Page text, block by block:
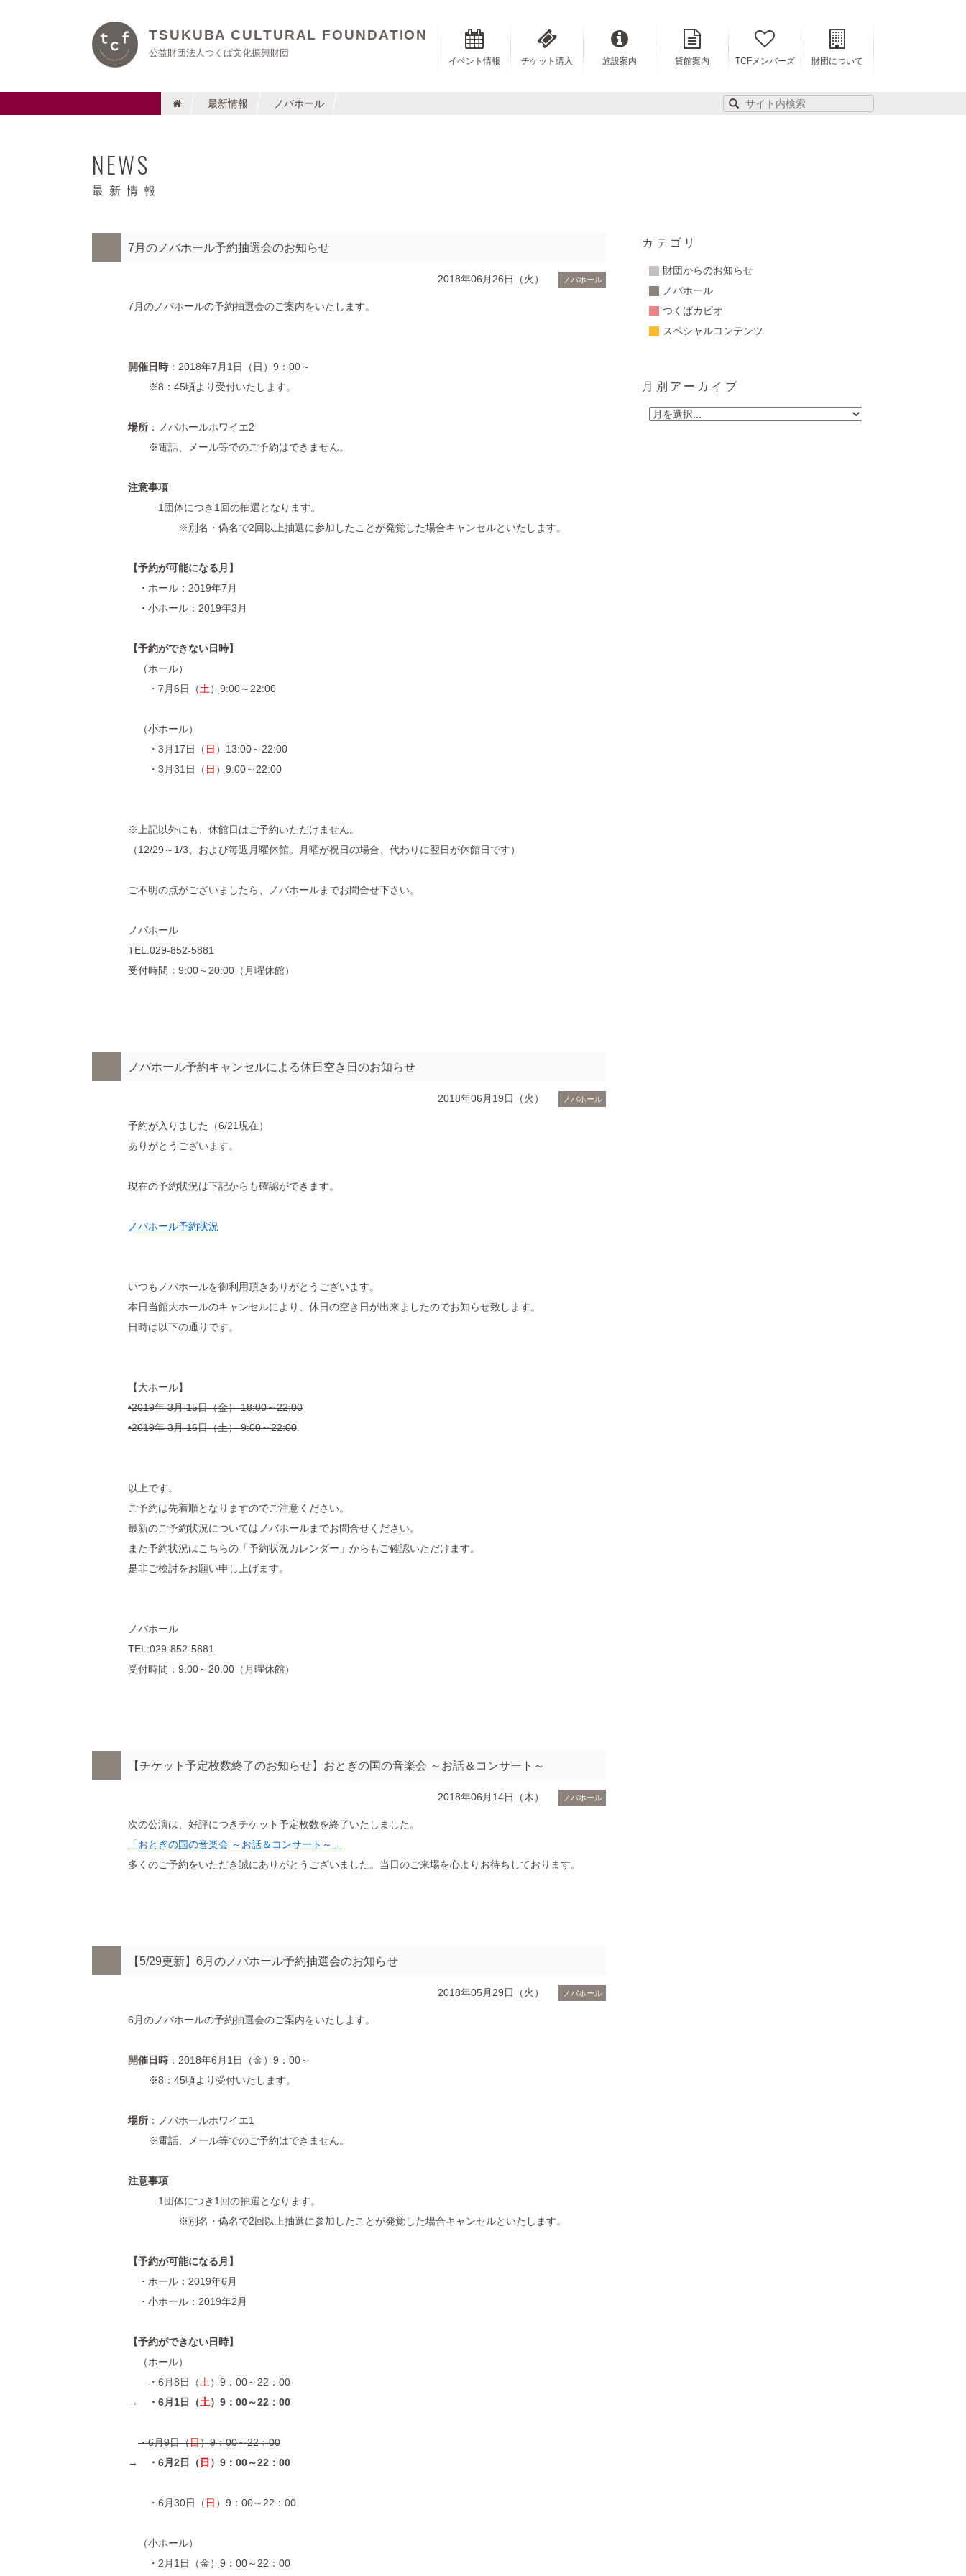
TSUKUBA CULTURAL FOUNDATION
公益財団法人つくば文化振興財団
イベント情報 チケット購入 施設案内 貸館案内 TCFメンバーズ 財団について
最新情報 ノバホール
NEWS
最新情報
7月のノバホール予約抽選会のお知らせ
2018年06月26日（火） ノバホール
7月のノバホールの予約抽選会のご案内をいたします。
開催日時 ：2018年7月1日（日）9：00～
※8：45頃より受付いたします。
場所 ：ノバホールホワイエ2
※電話、メール等でのご予約はできません。
注意事項
1団体につき1回の抽選となります。
※別名・偽名で2回以上抽選に参加したことが発覚した場合キャンセルといたします。
【予約が可能になる月】
・ホール：2019年7月
・小ホール：2019年3月
【予約ができない日時】
（ホール）
・7月6日（土）9:00～22:00
（小ホール）
・3月17日（ 日 ）13:00～22:00
・3月31日（ 日 ）9:00～22:00
※上記以外にも、休館日はご予約いただけません。
（12/29～1/3、および毎週月曜休館。月曜が祝日の場合、代わりに翌日が休館日です）
ご不明の点がございましたら、ノバホールまでお問合せ下さい。
ノバホール
TEL:029-852-5881
受付時間：9:00～20:00（月曜休館）
ノバホール予約キャンセルによる休日空き日のお知らせ
2018年06月19日（火） ノバホール
予約が入りました（6/21現在）
ありがとうございます。
現在の予約状況は下記からも確認ができます。
ノバホール予約状況
いつもノバホールを御利用頂きありがとうございます。
本日当館大ホールのキャンセルにより、休日の空き日が出来ましたのでお知らせ致します。
日時は以下の通りです。
【大ホール】
•2019年 3月 15日（金） 18:00～22:00
•2019年 3月 16日（土） 9:00～22:00
以上です。
ご予約は先着順となりますのでご注意ください。
最新のご予約状況についてはノバホールまでお問合せください。
また予約状況はこちらの「予約状況カレンダー」からもご確認いただけます。
是非ご検討をお願い申し上げます。
ノバホール
TEL:029-852-5881
受付時間：9:00～20:00（月曜休館）
【チケット予定枚数終了のお知らせ】おとぎの国の音楽会 ～お話＆コンサート～
2018年06月14日（木） ノバホール
次の公演は、好評につきチケット予定枚数を終了いたしました。
「おとぎの国の音楽会 ～お話＆コンサート～」
多くのご予約をいただき誠にありがとうございました。当日のご来場を心よりお待ちしております。
【5/29更新】6月のノバホール予約抽選会のお知らせ
2018年05月29日（火） ノバホール
6月のノバホールの予約抽選会のご案内をいたします。
開催日時 ：2018年6月1日（金）9：00～
※8：45頃より受付いたします。
場所 ：ノバホールホワイエ1
※電話、メール等でのご予約はできません。
注意事項
1団体につき1回の抽選となります。
※別名・偽名で2回以上抽選に参加したことが発覚した場合キャンセルといたします。
【予約が可能になる月】
・ホール：2019年6月
・小ホール：2019年2月
【予約ができない日時】
（ホール）
・6月8日（土）9：00～22：00
→
・6月1日（土）9：00～22：00
・6月9日（日）9：00～22：00
→
・6月2日（ 日 ）9：00～22：00
・6月30日（ 日 ）9：00～22：00
（小ホール）
・2月1日（金）9：00～22：00
カテゴリ
財団からのお知らせ
ノバホール
つくばカピオ
スペシャルコンテンツ
月別アーカイブ